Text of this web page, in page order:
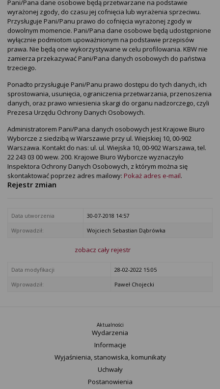
Pani/Pana dane osobowe będą przetwarzane na podstawie
wyrażonej zgody, do czasu jej cofnięcia lub wyrażenia sprzeciwu.
Przysługuje Pani/Panu prawo do cofnięcia wyrażonej zgody w
dowolnym momencie. Pani/Pana dane osobowe będą udostępnione
wyłącznie podmiotom upoważnionym na podstawie przepisów
prawa. Nie będą one wykorzystywane w celu profilowania. KBW nie
zamierza przekazywać Pani/Pana danych osobowych do państwa
trzeciego.
Ponadto przysługuje Pani/Panu prawo dostępu do tych danych, ich
sprostowania, usunięcia, ograniczenia przetwarzania, przenoszenia
danych, oraz prawo wniesienia skargi do organu nadzorczego, czyli
Prezesa Urzędu Ochrony Danych Osobowych.
Administratorem Pani/Pana danych osobowych jest Krajowe Biuro
Wyborcze z siedzibą w Warszawie przy ul. Wiejskiej 10, 00-902
Warszawa. Kontakt do nas: ul. ul. Wiejska 10, 00-902 Warszawa, tel.
22 243 03 00 wew. 200. Krajowe Biuro Wyborcze wyznaczyło
Inspektora Ochrony Danych Osobowych, z którym można się
skontaktować poprzez adres mailowy: Pokaż adres e-mail.
Rejestr zmian
Data utworzenia
30-07-2018 14:57
Wprowadził:
Wojciech Sebastian Dąbrówka
zobacz cały rejestr
Data modyfikacji
28-02-2022 15:05
Wprowadził:
Paweł Chojecki
Aktualności
Wydarzenia
Informacje
Wyjaśnienia, stanowiska, komunikaty
Uchwały
Postanowienia